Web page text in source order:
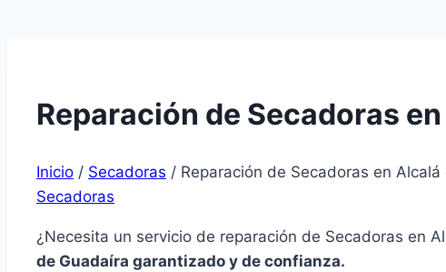
Reparación de Secadoras
Inicio / Secadoras / Reparación de Secadoras en
Secadoras
¿Necesita un servicio de reparación de Secadoras en
de Guadaíra garantizado y de confianza.